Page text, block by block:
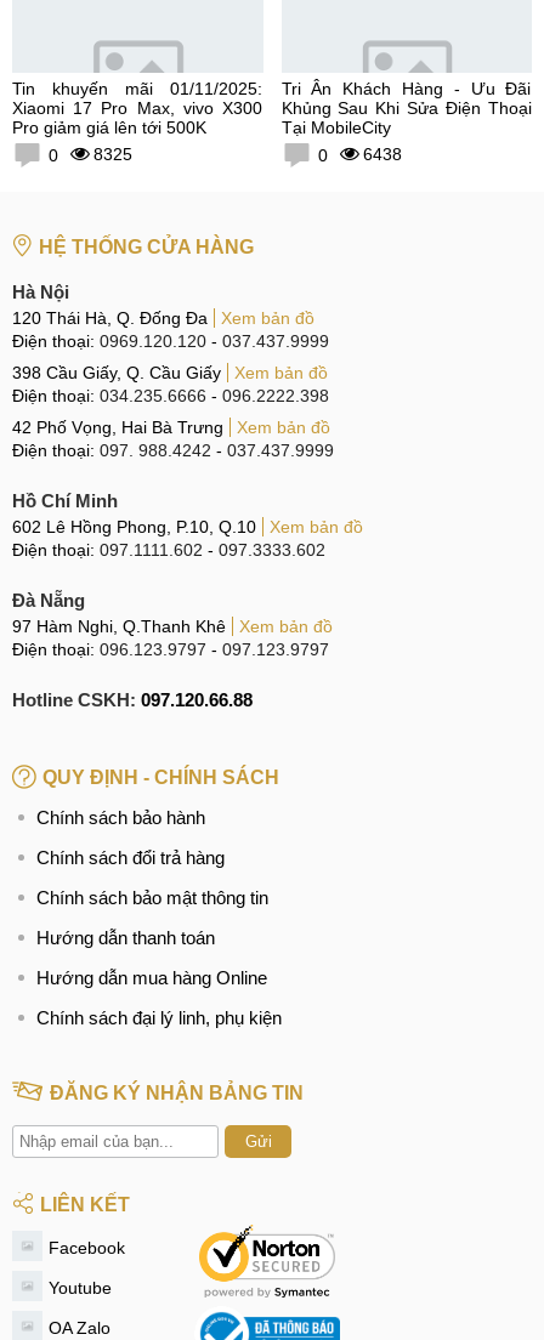
Tin khuyến mãi 01/11/2025:
Xiaomi 17 Pro Max, vivo X300
Pro giảm giá lên tới 500K
0
8325
Tri Ân Khách Hàng - Ưu Đãi
Khủng Sau Khi Sửa Điện Thoại
Tại MobileCity
0
6438
HỆ THỐNG CỬA HÀNG
Hà Nội
120 Thái Hà, Q. Đống Đa
Xem bản đồ
Điện thoại: 0969.120.120 - 037.437.9999
398 Cầu Giấy, Q. Cầu Giấy
Xem bản đồ
Điện thoại: 034.235.6666 - 096.2222.398
42 Phố Vọng, Hai Bà Trưng
Xem bản đồ
Điện thoại: 097. 988.4242 - 037.437.9999
Hồ Chí Minh
602 Lê Hồng Phong, P.10, Q.10
Xem bản đồ
Điện thoại: 097.1111.602 - 097.3333.602
Đà Nẵng
97 Hàm Nghi, Q.Thanh Khê
Xem bản đồ
Điện thoại: 096.123.9797 - 097.123.9797
Hotline CSKH: 097.120.66.88
QUY ĐỊNH - CHÍNH SÁCH
Chính sách bảo hành
Chính sách đổi trả hàng
Chính sách bảo mật thông tin
Hướng dẫn thanh toán
Hướng dẫn mua hàng Online
Chính sách đại lý linh, phụ kiện
ĐĂNG KÝ NHẬN BẢNG TIN
Gửi
LIÊN KẾT
Facebook
Youtube
OA Zalo